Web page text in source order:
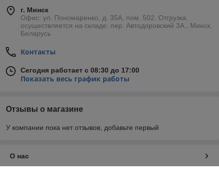
г. Минск
Офис: ул. Пономаренко, д. 35А, пом. 502. Отгрузка
осуществляется на складе: пер. Автодоровский 3А., Минск,
Беларусь
Контакты
Сегодня работает с 08:30 до 17:00
Показать весь график работы
Отзывы о магазине
У компании пока нет отзывов, добавьте первый
О нас